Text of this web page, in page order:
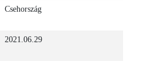
Csehország
2021.06.29